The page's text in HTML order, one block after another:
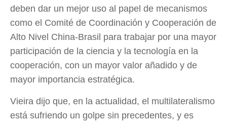
deben dar un mejor uso al papel de mecanismos
como el Comité de Coordinación y Cooperación de
Alto Nivel China-Brasil para trabajar por una mayor
participación de la ciencia y la tecnología en la
cooperación, con un mayor valor añadido y de
mayor importancia estratégica.
Vieira dijo que, en la actualidad, el multilateralismo
está sufriendo un golpe sin precedentes, y es